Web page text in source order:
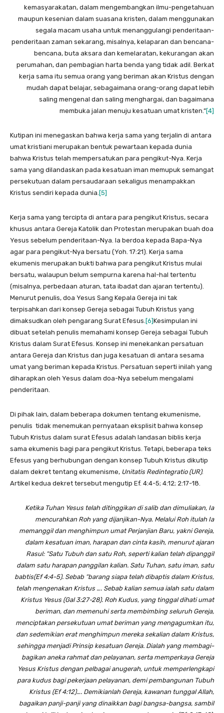
kemasyarakatan, dalam mengembangkan ilmu-pengetahuan
maupun kesenian dalam suasana kristen, dalam menggunakan
segala macam usaha untuk menanggulangi penderitaan-
penderitaan zaman sekarang, misalnya, kelaparan dan bencana-
bencana, buta aksara dan kemelaratan, kekurangan akan
perumahan, dan pembagian harta benda yang tidak adil. Berkat
kerja sama itu semua orang yang beriman akan Kristus dengan
mudah dapat belajar, sebagaimana orang-orang dapat lebih
saling mengenal dan saling menghargai, dan bagaimana
membuka jalan menuju kesatuan umat kristen.”[4]
Kutipan ini menegaskan bahwa kerja sama yang terjalin di antara
umat kristiani merupakan bentuk pewartaan kepada dunia
bahwa Kristus telah mempersatukan para pengikut-Nya. Kerja
sama yang dilandaskan pada kesatuan iman memupuk semangat
persekutuan dalam persaudaraan sekaligus menampakkan
Kristus sendiri kepada dunia. [5]
Kerja sama yang tercipta di antara para pengikut Kristus, secara
khusus antara Gereja Katolik dan Protestan merupakan buah doa
Yesus sebelum penderitaan-Nya. Ia berdoa kepada Bapa-Nya
agar para pengikut-Nya bersatu (Yoh. 17:21). Kerja sama
ekumenis merupakan bukti bahwa para pengikut Kristus mulai
bersatu, walaupun belum sempurna karena hal-hal tertentu
(misalnya, perbedaan aturan, tata ibadat dan ajaran tertentu).
Menurut penulis, doa Yesus Sang Kepala Gereja ini tak
terpisahkan dari konsep Gereja sebagai Tubuh Kristus yang
dimaksudkan oleh pengarang Surat Efesus. [6]Kesimpulan ini
dibuat setelah penulis memahami konsep Gereja sebagai Tubuh
Kristus dalam Surat Efesus. Konsep ini menekankan persatuan
antara Gereja dan Kristus dan juga kesatuan di antara sesama
umat yang beriman kepada Kristus. Persatuan seperti inilah yang
diharapkan oleh Yesus dalam doa-Nya sebelum mengalami
penderitaan.
Di pihak lain, dalam beberapa dokumen tentang ekumenisme,
penulis tidak menemukan pernyataan eksplisit bahwa konsep
Tubuh Kristus dalam surat Efesus adalah landasan biblis kerja
sama ekumenis bagi para pengikut Kristus. Tetapi, beberapa teks
Efesus yang berhubungan dengan konsep Tubuh Kristus dikutip
dalam dekret tentang ekumenisme, Unitatis Redintegratio (UR).
Artikel kedua dekret tersebut mengutip Ef. 4:4-5; 4:12; 2:17-18.
Ketika Tuhan Yesus telah ditinggikan di salib dan dimuliakan, Ia
mencurahkan Roh yang dijanjikan-Nya. Melalui Roh itulah Ia
memanggil dan menghimpun umat Perjanjian Baru, yakni Gereja,
dalam kesatuan iman, harapan dan cinta kasih, menurut ajaran
Rasul: “Satu Tubuh dan satu Roh, seperti kalian telah dipanggil
dalam satu harapan panggilan kalian. Satu Tuhan, satu iman, satu
babtis(Ef 4:4-5). Sebab “barang siapa telah dibaptis dalam Kristus,
telah mengenakan Kristus …. Sebab kalian semua ialah satu dalam
Kristus Yesus (Gal 3:27-28). Roh Kudus, yang tinggal dihati umat
beriman, dan memenuhi serta membimbing seluruh Gereja,
menciptakan persekutuan umat beriman yang mengagumkan itu,
dan sedemikian erat menghimpun mereka sekalian dalam Kristus,
sehingga menjadi Prinsip kesatuan Gereja. Dialah yang membagi-
bagikan aneka rahmat dan pelayanan, serta memperkaya Gereja
Yesus Kristus dengan pelbagai anugerah, untuk memperlengkapi
para kudus bagi pekerjaan pelayanan, demi pembangunan Tubuh
Kristus (Ef 4:12)…. Demikianlah Gereja, kawanan tunggal Allah,
bagaikan panji-panji yang dinaikkan bagi bangsa-bangsa, sambil